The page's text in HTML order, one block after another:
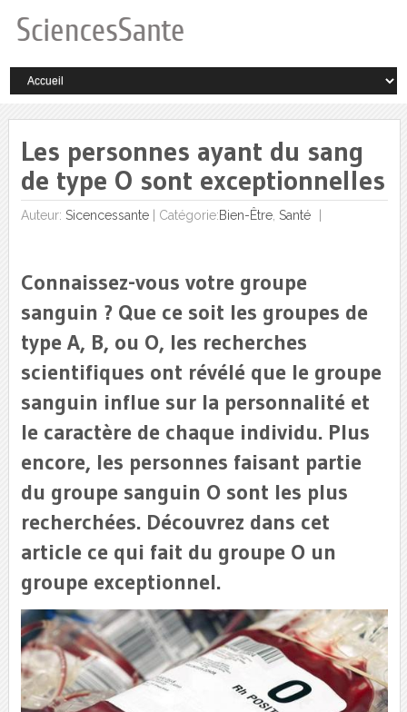
Les personnes ayant du sang
de type O sont exceptionnelles
Auteur: Sicencessante| Catégorie:Bien-Être, Santé
Connaissez-vous votre groupe
sanguin ? Que ce soit les groupes de
type A, B, ou O, les recherches
scientifiques ont révélé que le groupe
sanguin influe sur la personnalité et
le caractère de chaque individu. Plus
encore, les personnes faisant partie
du groupe sanguin O sont les plus
recherchées. Découvrez dans cet
article ce qui fait du groupe O un
groupe exceptionnel.